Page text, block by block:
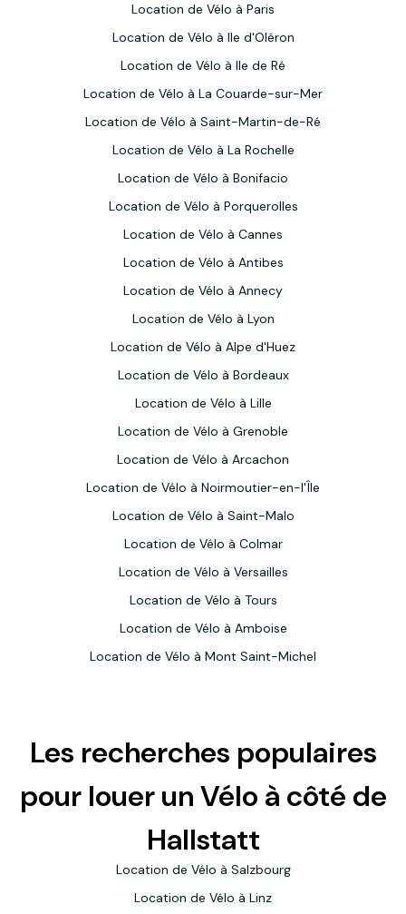
Location de Vélo à Paris
Location de Vélo à Ile d'Oléron
Location de Vélo à Ile de Ré
Location de Vélo à La Couarde-sur-Mer
Location de Vélo à Saint-Martin-de-Ré
Location de Vélo à La Rochelle
Location de Vélo à Bonifacio
Location de Vélo à Porquerolles
Location de Vélo à Cannes
Location de Vélo à Antibes
Location de Vélo à Annecy
Location de Vélo à Lyon
Location de Vélo à Alpe d'Huez
Location de Vélo à Bordeaux
Location de Vélo à Lille
Location de Vélo à Grenoble
Location de Vélo à Arcachon
Location de Vélo à Noirmoutier-en-l'Île
Location de Vélo à Saint-Malo
Location de Vélo à Colmar
Location de Vélo à Versailles
Location de Vélo à Tours
Location de Vélo à Amboise
Location de Vélo à Mont Saint-Michel
Les recherches populaires
pour louer un Vélo à côté de
Hallstatt
Location de Vélo à Salzbourg
Location de Vélo à Linz